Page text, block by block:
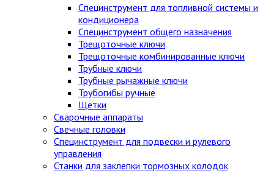
Специнструмент для топливной системы и
кондиционера
Специнструмент общего назначения
Трещоточные ключи
Трещоточные комбинированные ключи
Трубные ключи
Трубные рычажные ключи
Трубогибы ручные
Щетки
Сварочные аппараты
Свечные головки
Специнструмент для подвески и рулевого
управления
Станки для заклепки тормозных колодок